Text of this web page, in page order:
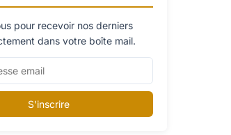
pour recevoir nos derniers
dans votre boîte mail.
S'inscrire